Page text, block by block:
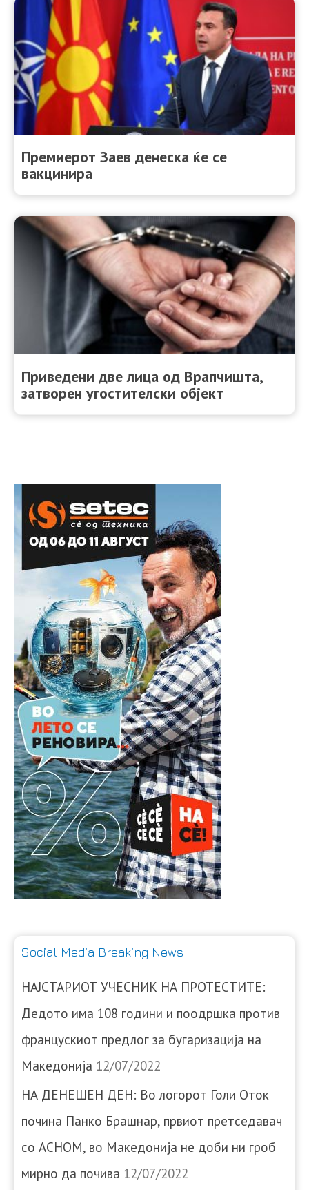
Премиерот Зaев денеска ќе се
вакцинира
Приведени две лица од Врапчишта,
затворен угостителски објект
Social Media Breaking News
НАЈСТАРИОТ УЧЕСНИК НА ПРОТЕСТИТЕ:
Дедото има 108 години и поодршка против
францускиот предлог за бугаризација на
Македонија 12/07/2022
НА ДЕНЕШЕН ДЕН: Во логорот Голи Оток
почина Панко Брашнар, првиот претседавач
со АСНОМ, во Македонија не доби ни гроб
мирно да почива 12/07/2022